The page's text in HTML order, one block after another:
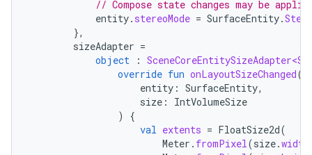
// Compose state changes may be
entity. stereoMode = SurfaceEntity.
},
sizeAdapter =
object
:
override fun onLayoutSizeChanged(
entity : SurfaceEntity,
size :
IntVolumeSize
)
{
val extents = FloatSize2d(
Meter . fromPixel (size.width